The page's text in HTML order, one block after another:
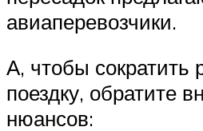
авиаперевозчики.
А, чтобы сократить
поездку, обратите
нюансов: